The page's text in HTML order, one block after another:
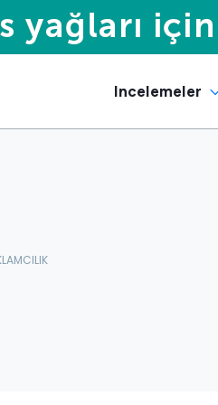
Incelemeler